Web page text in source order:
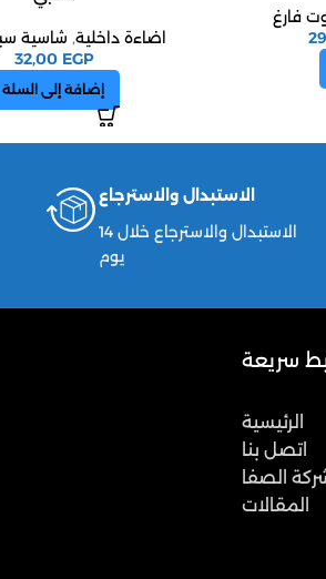
فارغ
اضاءة داخلية, شاسية
32,00 EGP
إضافة إلى السلة
الاستبدال والاسترجاع
الاستبدال والاسترجاع خلال 14
يوم
سريعة
الرئيسية
اتصل بنا
الصفا
المقالات